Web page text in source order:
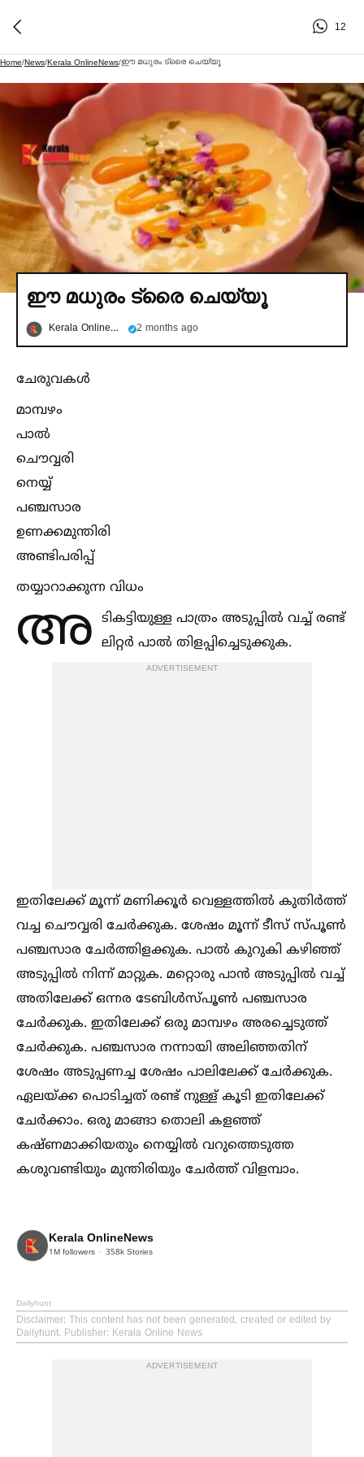
12
Home/News/Kerala OnlineNews/ഈ മധുരം ട്രൈ ചെയ്യൂ
ഈ മധുരം ട്രൈ ചെയ്യൂ
Kerala OnlineNews 2 months ago
ചേരുവകള്‍
മാമ്പഴം
പാല്‍
ചൌവ്വരി
നെയ്യ്
പഞ്ചസാര
ഉണക്കമുന്തിരി
അണ്ടിപരിപ്പ്
തയ്യാറാക്കുന്ന വിധം
അ ടികട്ടിയുള്ള പാത്രം അടുപ്പില്‍ വച്ച്‌ രണ്ട്
ലിറ്റർ പാല്‍ തിളപ്പിച്ചെടുക്കുക.
ADVERTISEMENT
ഇതിലേക്ക് മൂന്ന് മണിക്കൂർ വെള്ളത്തില്‍ കുതിർത്ത്
വച്ച ചൌവ്വരി ചേർക്കുക. ശേഷം മൂന്ന് ടീസ് സ്പൂണ്‍
പഞ്ചസാര ചേർത്തിളക്കുക. പാല്‍ കുറുകി കഴിഞ്ഞ്
അടുപ്പില്‍ നിന്ന് മാറ്റുക. മറ്റൊരു പാൻ അടുപ്പില്‍ വച്ച്‌
അതിലേക്ക് ഒന്നര ടേബിള്‍സ്പൂണ്‍ പഞ്ചസാര
ചേർക്കുക. ഇതിലേക്ക് ഒരു മാമ്പഴം അരച്ചെടുത്ത്
ചേർക്കുക. പഞ്ചസാര നന്നായി അലിഞ്ഞതിന്
ശേഷം അടുപ്പണച്ച ശേഷം പാലിലേക്ക് ചേർക്കുക.
ഏലയ്ക്ക പൊടിച്ചത് രണ്ട് നുള്ള് കൂടി ഇതിലേക്ക്
ചേർക്കാം. ഒരു മാങ്ങാ തൊലി കളഞ്ഞ്
കഷ്ണമാക്കിയതും നെയ്യില്‍ വറുത്തെടുത്ത
കശുവണ്ടിയും മുന്തിരിയും ചേർത്ത് വിളമ്പാം.
Kerala OnlineNews
1M followers 358k Stories
Dailyhunt
Disclaimer: This content has not been generated, created or edited by
Dailyhunt. Publisher: Kerala Online News
ADVERTISEMENT